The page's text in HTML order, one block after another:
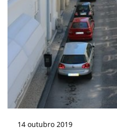
14 outubro 2019